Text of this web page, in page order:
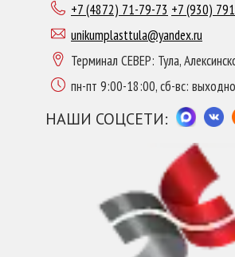
+7 (4872) 71-79-73 +7 (930)
unikumplasttula@yandex.ru
Терминал СЕВЕР: Тула,
пн-пт 9:00-18:00, сб-вс:
НАШИ СОЦСЕТИ: